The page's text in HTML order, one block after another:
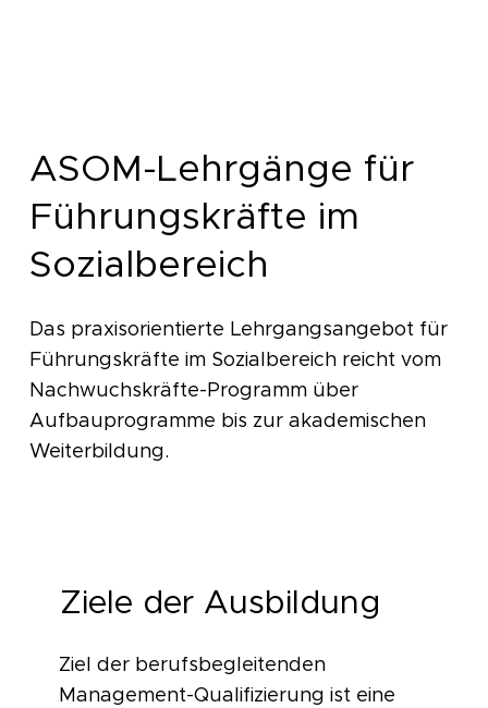
ASOM-Lehrgänge für
Führungskräfte im
Sozialbereich
Das praxisorientierte Lehrgangsangebot für
Führungskräfte im Sozialbereich reicht vom
Nachwuchskräfte-Programm über
Aufbauprogramme bis zur akademischen
Weiterbildung.
Ziele der Ausbildung
Ziel der berufsbegleitenden
Management-Qualifizierung ist eine